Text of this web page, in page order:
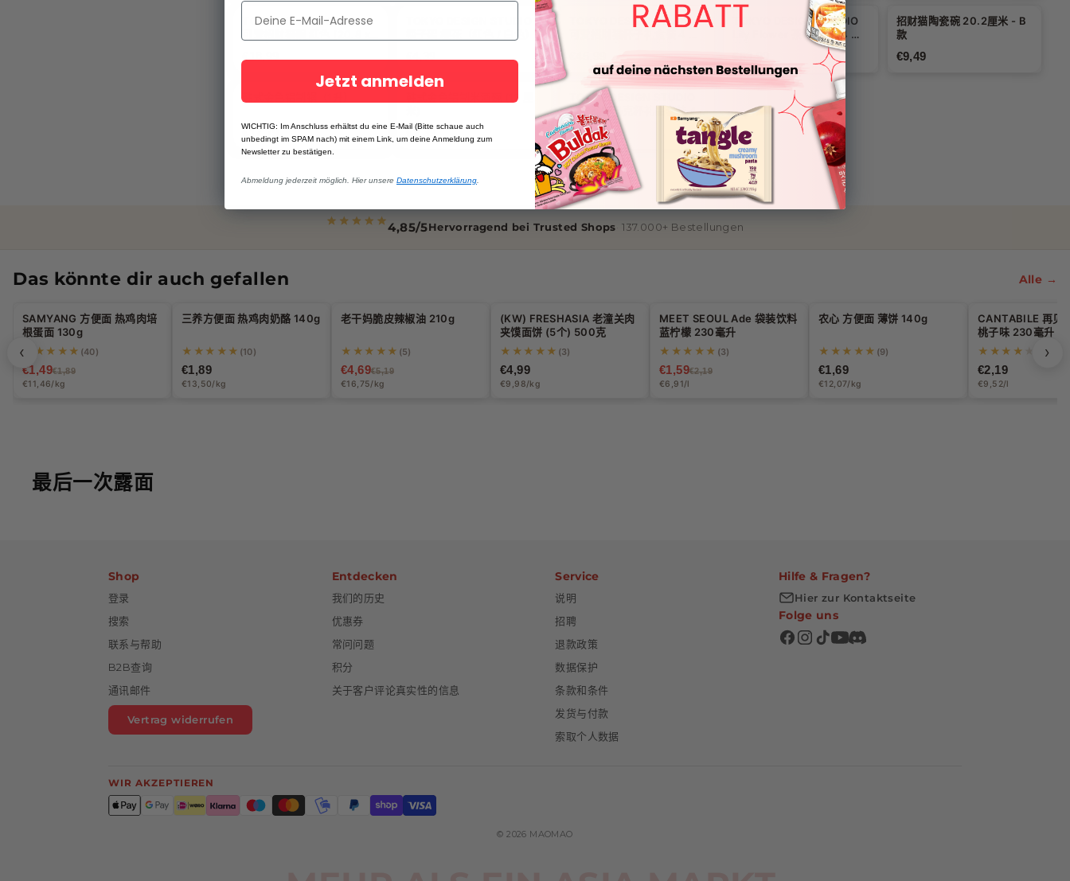
TOKYO DESIGN STUDIO
筷子架 樱花（红色 / 白色）
TOKYO DESIGN STUDIO
TOKYO DESIGN STUDIO
Lily Flower 茶杯套装 (4 只
€53,99
招财猫陶瓷碗 20.2厘米 - B
款
€9,49
€17,79
韩式金色铝制米酒碗 (12 厘
€3,39
TOKYO DESIGN STUDIO
可爱动物马克杯礼品套装 4
件套 8x6 厘米
€36,99
4,85/5Hervorragend bei Trusted Shops 137.000+ Bestellungen
Das könnte dir auch gefallen Alle →
‹
-21%
Halal
SAMYANG 方便面 热鸡肉培
根蛋面 130g
★★★★★ (40)
€1,49€1,89
€11,46/kg
Halal
三养方便面 热鸡肉奶酪 140g
★★★★★ (10)
€1,89
€13,50/kg
-10%
老干妈脆皮辣椒油 210g
★★★★★ (5)
€4,69€5,19
€16,75/kg
(KW) FRESHASIA 老潼关肉
夹馍面饼 (5个) 500克
★★★★★ (3)
€4,99
€9,98/kg
-27%
MEET SEOUL Ade 袋装饮料
蓝柠檬 230毫升
★★★★★ (3)
€1,59€2,19
€6,91/l
农心 方便面 薄饼 140g
★★★★★ (9)
€1,69
€12,07/kg
CANTABILE 再见
桃子味 230毫升
★★★★★
(1)
€2,19
€9,52/l
›
最后一次露面
Shop
登录
搜索
联系与帮助
B2B查询
通讯邮件
Vertrag widerrufen
Entdecken
我们的历史
优惠券
常问问题
积分
关于客户评论真实性的信息
Service
说明
招聘
退款政策
数据保护
条款和条件
发货与付款
索取个人数据
Hilfe & Fragen?
Hier zur Kontaktseite
Folge uns
WIR AKZEPTIEREN
© 2026 MAOMAO
Jetzt anmelden
WICHTIG: Im Anschluss erhältst du eine E-Mail (Bitte schaue auch
unbedingt im SPAM nach) mit einem Link, um deine Anmeldung zum
Newsletter zu bestätigen.
Abmeldung jederzeit möglich. Hier unsere Datenschutzerklärung